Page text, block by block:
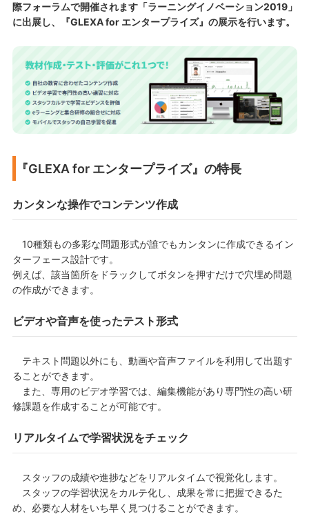
際フォーラムで開催されます「ラーニングイノベーション2019」
に出展し、『GLEXA for エンタープライズ』の展示を行います。
『GLEXA for エンタープライズ』の特長
カンタンな操作でコンテンツ作成
10種類もの多彩な問題形式が誰でもカンタンに作成できるイン
ターフェース設計です。
例えば、該当箇所をドラックしてボタンを押すだけで穴埋め問題
の作成ができます。
ビデオや音声を使ったテスト形式
テキスト問題以外にも、動画や音声ファイルを利用して出題す
ることができます。
また、専用のビデオ学習では、編集機能があり専門性の高い研
修課題を作成することが可能です。
リアルタイムで学習状況をチェック
スタッフの成績や進捗などをリアルタイムで視覚化します。
スタッフの学習状況をカルテ化し、成果を常に把握できるた
め、必要な人材をいち早く見つけることができます。